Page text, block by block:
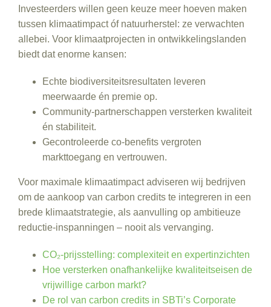
Investeerders willen geen keuze meer hoeven maken
tussen klimaatimpact óf natuurherstel: ze verwachten
allebei. Voor klimaatprojecten in ontwikkelingslanden
biedt dat enorme kansen:
Echte biodiversiteitsresultaten leveren
meerwaarde én premie op.
Community‑partnerschappen versterken kwaliteit
én stabiliteit.
Gecontroleerde co‑benefits vergroten
markttoegang en vertrouwen.
Voor maximale klimaatimpact adviseren wij bedrijven
om de aankoop van carbon credits te integreren in een
brede klimaatstrategie, als aanvulling op ambitieuze
reductie-inspanningen – nooit als vervanging.
CO₂-prijsstelling: complexiteit en expertinzichten
Hoe versterken onafhankelijke kwaliteitseisen de
vrijwillige carbon markt?
De rol van carbon credits in SBTi’s Corporate